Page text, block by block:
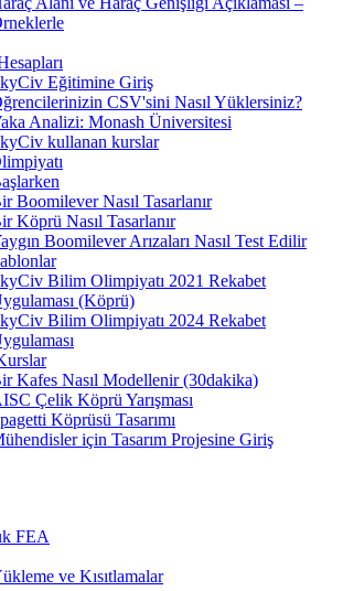
Eğitimine Giriş
CSV'sini Nasıl Yüklersiniz?
Analizi: Monash Üniversitesi
kullanan kurslar
Boomilever Nasıl Tasarlanır
Köprü Nasıl Tasarlanır
Boomilever Arızaları Nasıl Test Edilir
Bilim Olimpiyatı 2021 Rekabet
(Köprü)
Bilim Olimpiyatı 2024 Rekabet
Kafes Nasıl Modellenir (30dakika)
Çelik Köprü Yarışması
Köprüsü Tasarımı
için Tasarım Projesine Giriş
FEA
ve Kısıtlamalar